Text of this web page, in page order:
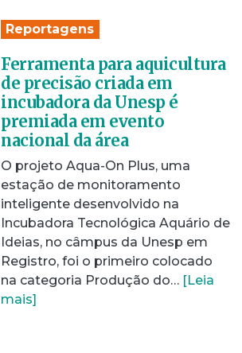
Reportagens
Ferramenta para aquicultura
de precisão criada em
incubadora da Unesp é
premiada em evento
nacional da área
O projeto Aqua-On Plus, uma
estação de monitoramento
inteligente desenvolvido na
Incubadora Tecnológica Aquário de
Ideias, no câmpus da Unesp em
Registro, foi o primeiro colocado
na categoria Produção do… [Leia
mais]